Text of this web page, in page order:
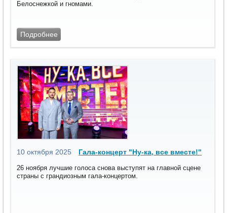
Белоснежкой и гномами.
Подробнее
10 октября 2025 Гала-концерт "Ну-ка, все вместе!"
26 ноября лучшие голоса снова выступят на главной сцене
страны с грандиозным гала-концертом.